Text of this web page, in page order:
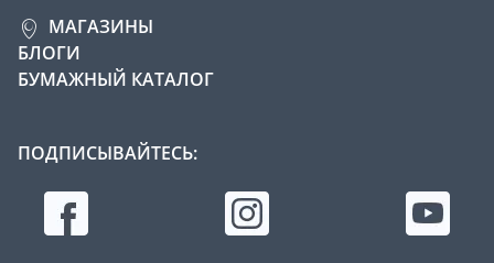
МАГАЗИНЫ
БЛОГИ
БУМАЖНЫЙ КАТАЛОГ
ПОДПИСЫВАЙТЕСЬ: